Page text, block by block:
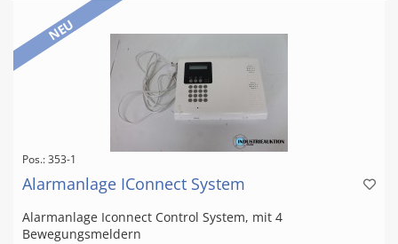
NEU
Pos.: 353-1
Alarmanlage IConnect System
Alarmanlage Iconnect Control System, mit 4
Bewegungsmeldern